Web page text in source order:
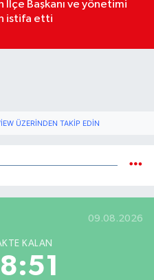
İlçe Başkanı ve yönetimi
istifa etti
ÜZERINDEN TAKIP EDIN
09.08.2026
KALAN